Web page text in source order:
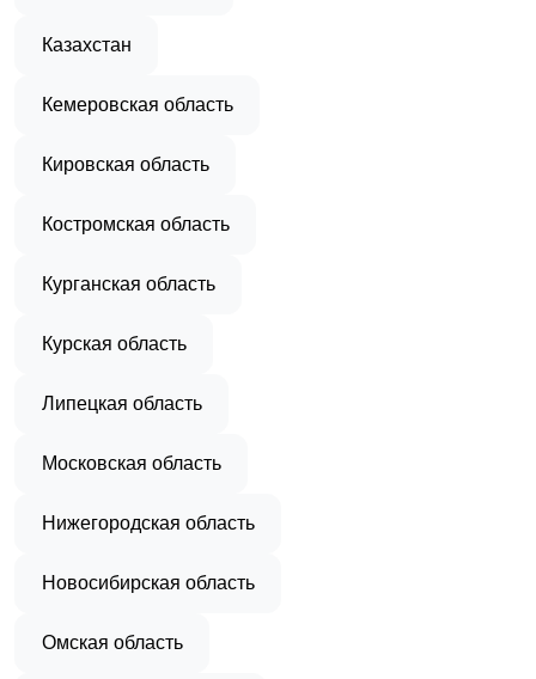
Казахстан
Кемеровская область
Кировская область
Костромская область
Курганская область
Курская область
Липецкая область
Московская область
Нижегородская область
Новосибирская область
Омская область